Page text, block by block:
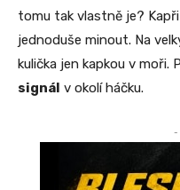
tomu tak vlastně je?
jednoduše minout. Na
kulička jen kapkou v moři.
signál v okolí háčku.
-